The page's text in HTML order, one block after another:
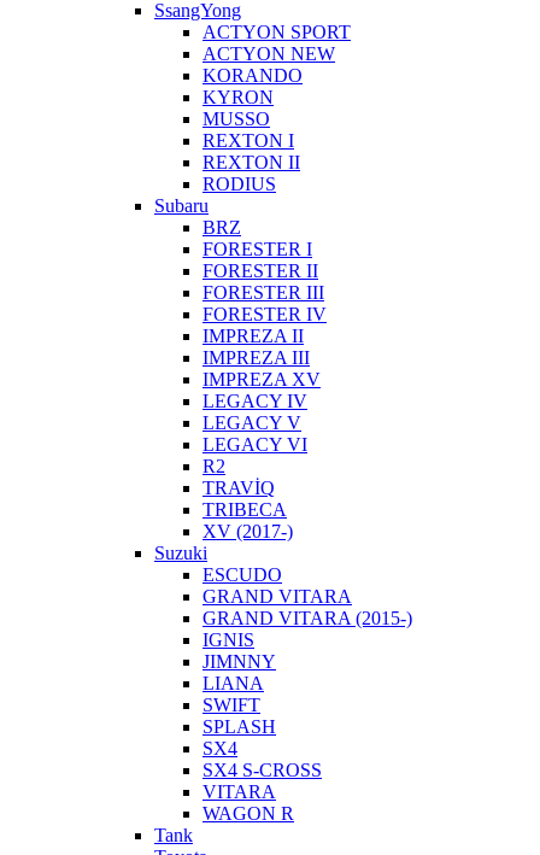
SsangYong
ACTYON SPORT
ACTYON NEW
KORANDO
KYRON
MUSSO
REXTON I
REXTON II
RODIUS
Subaru
BRZ
FORESTER I
FORESTER II
FORESTER III
FORESTER IV
IMPREZA II
IMPREZA III
IMPREZA XV
LEGACY IV
LEGACY V
LEGACY VI
R2
TRAVİQ
TRIBECA
XV (2017-)
Suzuki
ESCUDO
GRAND VITARA
GRAND VITARA (2015-)
IGNIS
JIMNNY
LIANA
SWIFT
SPLASH
SX4
SX4 S-CROSS
VITARA
WAGON R
Tank